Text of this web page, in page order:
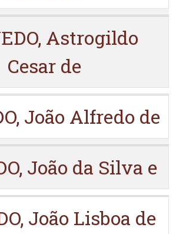
Astrogildo
Cesar de
João Alfredo de
João da Silva e
João Lisboa de